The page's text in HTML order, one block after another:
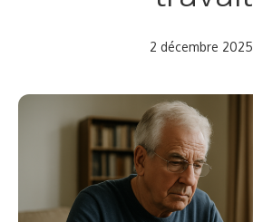
2 décembre 2025